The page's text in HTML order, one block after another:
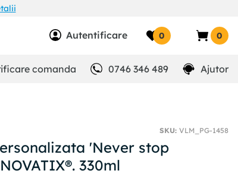
Autentificare 0 0
comanda 0746 346 489 Ajutor
SKU: VLM_PG-1458
'Never stop
330ml